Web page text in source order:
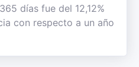
días fue del 12,12%
con respecto a un año